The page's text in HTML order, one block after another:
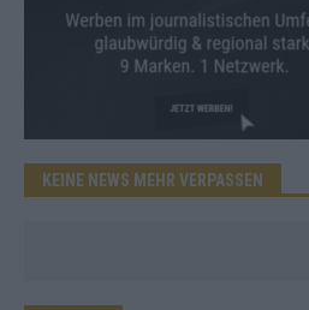
KEINE NEWS MEHR VERPASSEN